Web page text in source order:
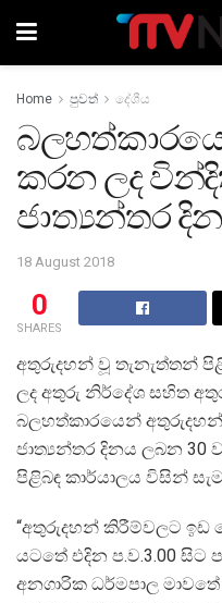
Home පුවත් දේශීය
කරන ලද
ජාත්‍යන්තර
18 August 2018
0
SHARES
අතුරුදහන් වූ තැනැත්තන්
ලද අතුරු නිර්දේශ සහිත
බලහත්කාරයෙන්
ජාත්‍යන්තර දිනය ලබන 30
පිළිබඳ කාර්යාලය විසින්
“අතුරුදහන් කිරීම්වලට ඉඩ
යටතේ එදින ප.ව.3.00 සිට
අනගාරික ධර්මපාල